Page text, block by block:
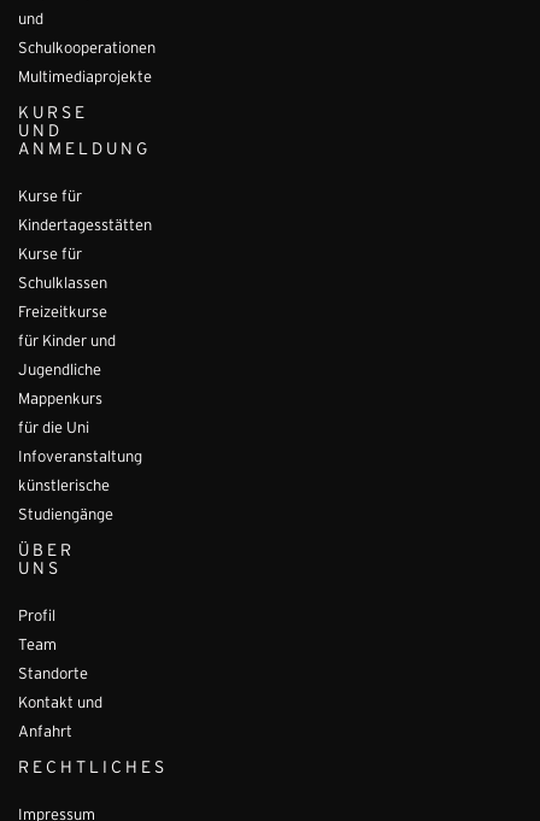
und
Schulkooperationen
Multimediaprojekte
KURSE
UND
ANMELDUNG
Kurse für
Kindertagesstätten
Kurse für
Schulklassen
Freizeitkurse
für Kinder und
Jugendliche
Mappenkurs
für die Uni
Infoveranstaltung
künstlerische
Studiengänge
ÜBER
UNS
Profil
Team
Standorte
Kontakt und
Anfahrt
RECHTLICHES
Impressum